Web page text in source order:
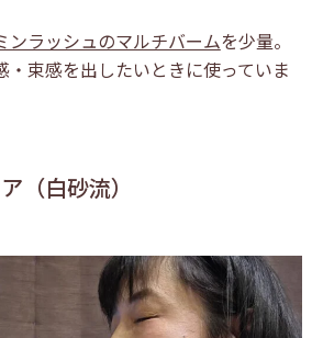
ンラッシュのマルチバームを少量。
・束感を出したいときに使っていま
（白砂流）